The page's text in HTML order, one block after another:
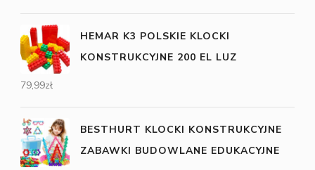
HEMAR K3 POLSKIE KLOCKI
KONSTRUKCYJNE 200 EL LUZ
79,99zł
BESTHURT KLOCKI KONSTRUKCYJNE
ZABAWKI BUDOWLANE EDUKACYJNE